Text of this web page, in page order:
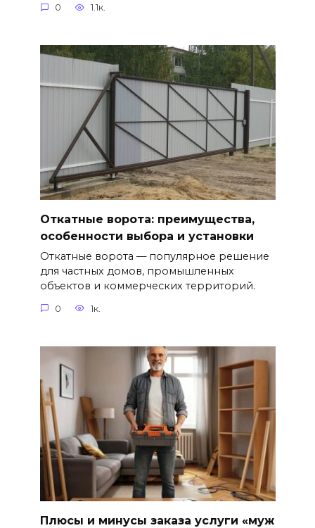
0 1.1к.
Откатные ворота: преимущества,
особенности выбора и установки
Откатные ворота — популярное решение
для частных домов, промышленных
объектов и коммерческих территорий.
0 1к.
Плюсы и минусы заказа услуги «муж